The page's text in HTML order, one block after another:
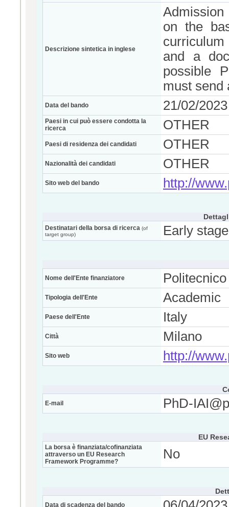
Descrizione sintetica in inglese
on the
and a
possible
must send
Data del bando 21/02/2023
Paesi in cui può essere condotta la
ricerca
OTHER
Paesi di residenza dei candidati OTHER
Nazionalità dei candidati OTHER
Sito web del bando http://
Destinatari della borsa di ricerca (of
target group)
Early
Nome dell'Ente finanziatore
Tipologia dell'Ente Academic
Paese dell'Ente Italy
Città Milano
Sito web http://
E-mail PhD-
EU
La borsa è finanziata/cofinanziata
attraverso un EU Research
Framework Programme?
No
Data di scadenza del bando